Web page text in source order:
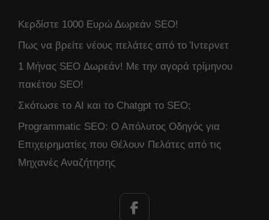
Κερδίστε 1000 Ευρώ Δωρεάν SEO!
Πως να βρείτε νέους πελάτες από το Ίντερνετ
1 Μήνας SEO Δωρεάν! Με την αγορά τρίμηνου
πακέτου SEO!
Σκότωσε το AI και το Chatgpt το SEO;
Programmatic SEO: Ο Απόλυτος Οδηγός για
Επιχειρηματίες που Θέλουν Πελάτες από τις
Μηχανές Αναζήτησης